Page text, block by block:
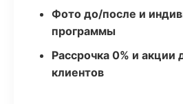
Фото до/после и
программы
Рассрочка 0% и акции
клиентов